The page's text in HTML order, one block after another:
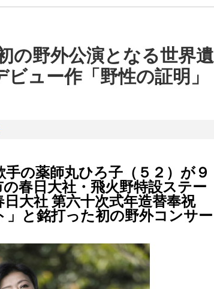
の野外公演となる世界遺
ュー作「野性の証明」
の薬師丸ひろ子（５２）が９
春日大社・飛火野特設ステー
日大社 第六十次式年造替奉祝
」と銘打った初の野外コンサー